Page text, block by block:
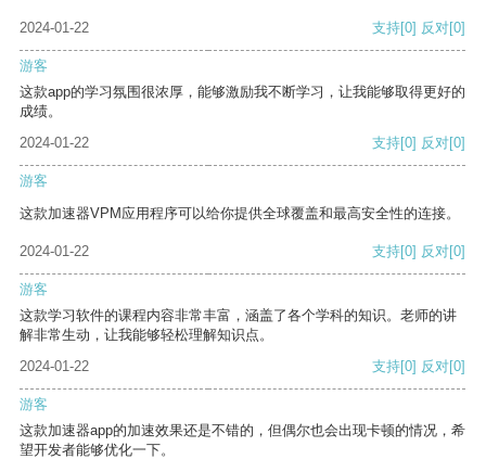
2024-01-22 支持[0] 反对[0]
游客
这款app的学习氛围很浓厚，能够激励我不断学习，让我能够取得更好的
成绩。
2024-01-22
支持[0] 反对[0]
游客
这款加速器VPM应用程序可以给你提供全球覆盖和最高安全性的连接。
2024-01-22 支持[0] 反对[0]
游客
这款学习软件的课程内容非常丰富，涵盖了各个学科的知识。老师的讲
解非常生动，让我能够轻松理解知识点。
2024-01-22
支持[0] 反对[0]
游客
这款加速器app的加速效果还是不错的，但偶尔也会出现卡顿的情况，希
望开发者能够优化一下。